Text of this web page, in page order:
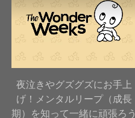
夜泣きやグズグズにお手上
げ！メンタルリープ（成長
期）を知って一緒に頑張ろう